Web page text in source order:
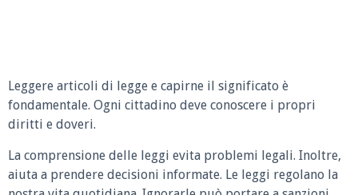
Leggere articoli di legge e capirne il significato è
fondamentale. Ogni cittadino deve conoscere i propri
diritti e doveri.
La comprensione delle leggi evita problemi legali. Inoltre,
aiuta a prendere decisioni informate. Le leggi regolano la